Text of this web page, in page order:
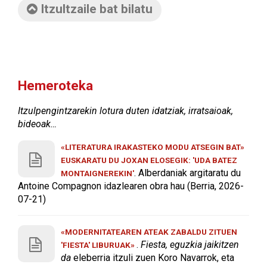
Itzultzaile bat bilatu
Hemeroteka
Itzulpengintzarekin lotura duten idatziak, irratsaioak,
bideoak…
«LITERATURA IRAKASTEKO MODU ATSEGIN BAT»
EUSKARATU DU JOXAN ELOSEGIK: 'UDA BATEZ
MONTAIGNEREKIN'. Alberdaniak argitaratu du
Antoine Compagnon idazlearen obra hau (Berria, 2026-
07-21)
«MODERNITATEAREN ATEAK ZABALDU ZITUEN
'FIESTA' LIBURUAK». Fiesta, eguzkia jaikitzen
da eleberria itzuli zuen Koro Navarrok, eta